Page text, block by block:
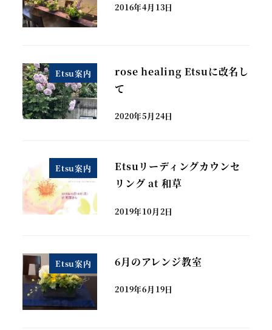
2016年4月13日
Etsu案内
rose healing Etsuに改名し
て
2020年5月24日
Etsu案内
Etsuリーディングカウンセ
リング at 和草
2019年10月2日
Etsu案内 6月のアレンジ教室
2019年6月19日